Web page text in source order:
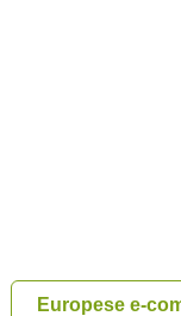
Europese e-